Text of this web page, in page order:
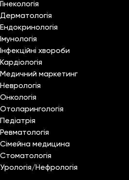
Гінекологія
Дерматологія
Ендокринологія
Імунологія
Інфекційні хвороби
Кардіологія
Медичний маркетинг
Неврологія
Онкологія
Отоларингологія
Педіатрія
Ревматологія
Сімейна медицина
Стоматологія
Урологія/Нефрологія